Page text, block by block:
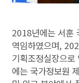
2018년에는 서훈
역임하였으며,
기획조정실장으
에는 국가정보원